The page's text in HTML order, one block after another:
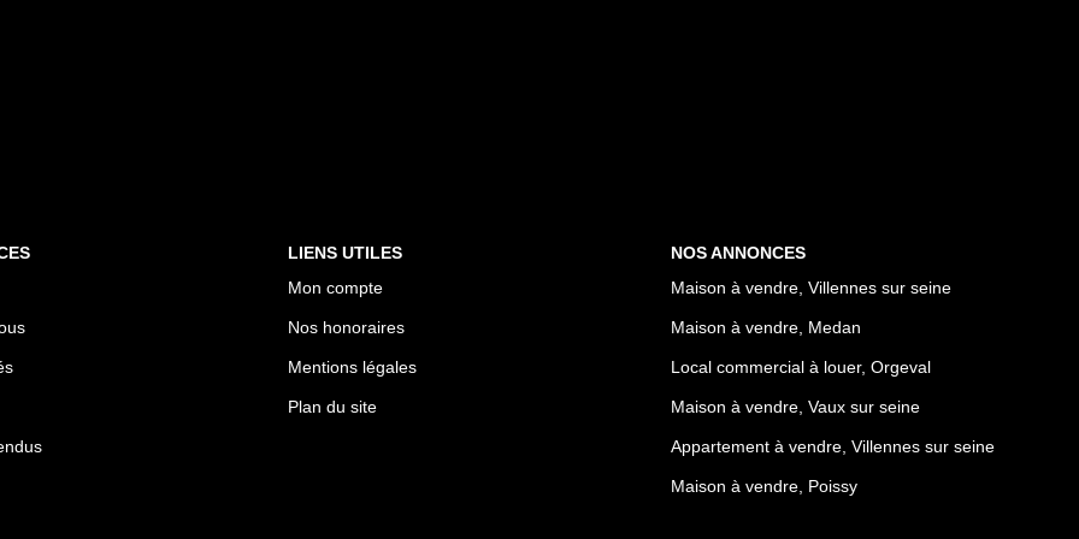
LIENS UTILES
Mon compte
Nos honoraires
Mentions légales
Plan du site
NOS ANNONCES
Maison à vendre, Villennes sur seine
Maison à vendre, Medan
Local commercial à louer, Orgeval
Maison à vendre, Vaux sur seine
Appartement à vendre, Villennes sur seine
Maison à vendre, Poissy